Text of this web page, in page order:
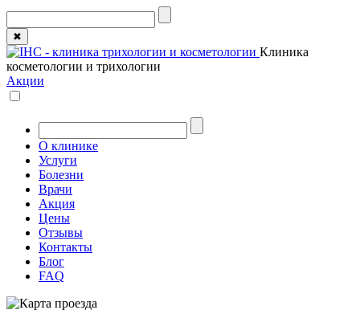
✖
Клиника
косметологии и трихологии
Акции
О клинике
Услуги
Болезни
Врачи
Акция
Цены
Отзывы
Контакты
Блог
FAQ